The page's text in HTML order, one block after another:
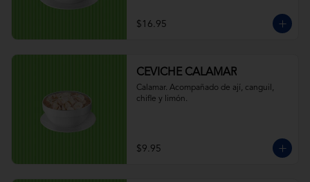
$16.95
CEVICHE CALAMAR
Calamar. Acompañado de ají, canguil,
chifle y limón.
$9.95